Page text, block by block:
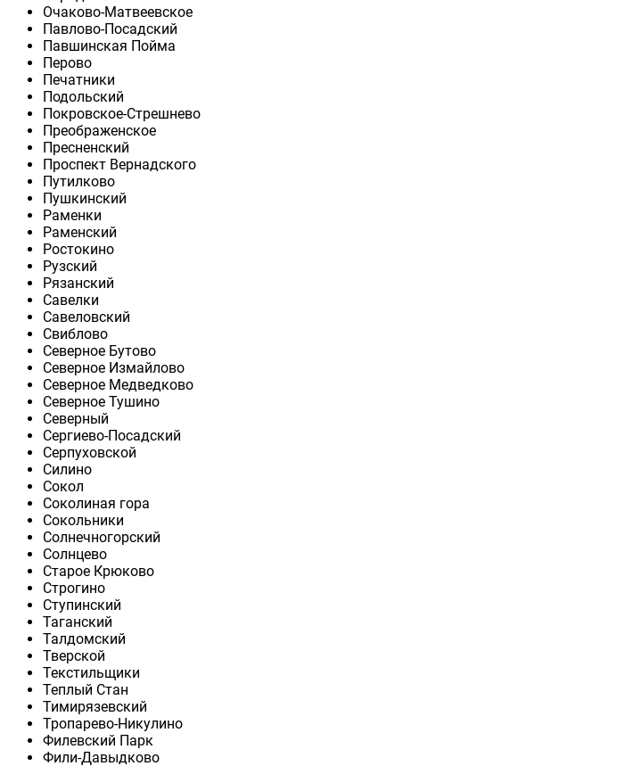
Очаково-Матвеевское
Павлово-Посадский
Павшинская Пойма
Перово
Печатники
Подольский
Покровское-Стрешнево
Преображенское
Пресненский
Проспект Вернадского
Путилково
Пушкинский
Раменки
Раменский
Ростокино
Рузский
Рязанский
Савелки
Савеловский
Свиблово
Северное Бутово
Северное Измайлово
Северное Медведково
Северное Тушино
Северный
Сергиево-Посадский
Серпуховской
Силино
Сокол
Соколиная гора
Сокольники
Солнечногорский
Солнцево
Старое Крюково
Строгино
Ступинский
Таганский
Талдомский
Тверской
Текстильщики
Теплый Стан
Тимирязевский
Тропарево-Никулино
Филевский Парк
Фили-Давыдково